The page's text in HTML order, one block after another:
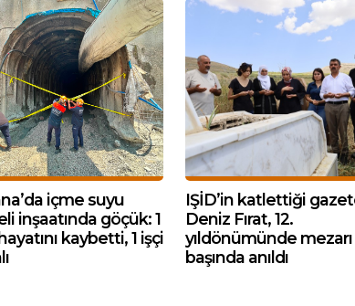
içme suyu
inşaatında göçük: 1
kaybetti, 1 işçi
IŞİD’in katlettiği
Deniz Fırat, 12.
yıldönümünde mezarı
başında anıldı